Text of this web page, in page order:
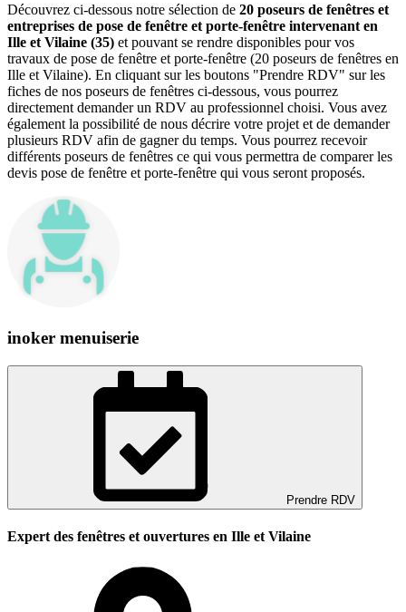
Découvrez ci-dessous notre sélection de 20 poseurs de fenêtres et
entreprises de pose de fenêtre et porte-fenêtre intervenant en
Ille et Vilaine (35) et pouvant se rendre disponibles pour vos
travaux de pose de fenêtre et porte-fenêtre (20 poseurs de fenêtres en
Ille et Vilaine). En cliquant sur les boutons "Prendre RDV" sur les
fiches de nos poseurs de fenêtres ci-dessous, vous pourrez
directement demander un RDV au professionnel choisi. Vous avez
également la possibilité de nous décrire votre projet et de demander
plusieurs RDV afin de gagner du temps. Vous pourrez recevoir
différents poseurs de fenêtres ce qui vous permettra de comparer les
devis pose de fenêtre et porte-fenêtre qui vous seront proposés.
inoker menuiserie
Prendre RDV
Expert des fenêtres et ouvertures en Ille et Vilaine